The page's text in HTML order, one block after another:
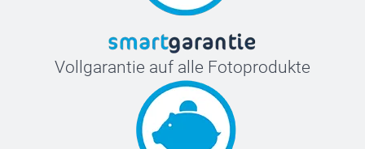
Vollgarantie auf alle Fotoprodukte